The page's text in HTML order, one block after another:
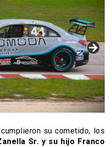
su cometido, los
Sr. y su hijo Franco